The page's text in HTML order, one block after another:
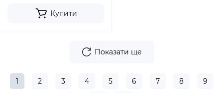
Купити
Показати ще
1 2 3 4 5 6 7 8 9